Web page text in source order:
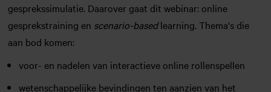
gesprekssimulatie. Daarover gaat dit webinar: online
gesprekstraining en scenario-basedlearning. Thema's die
aan bod komen:
voor- en nadelen van interactieve online rollenspellen
wetenschappelijke bevindingen ten aanzien van het